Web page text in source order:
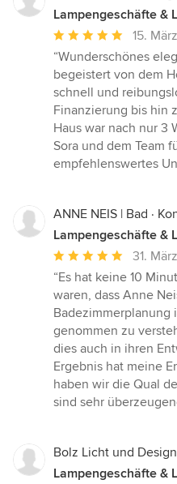
Lampengeschäfte &
Durchschnittliche
Bewertung:
5
von
5
Sternen
15.
“Wunderschönes
begeistert von dem
schnell und
Finanzierung bis hin
Haus war nach nur 3
Sora und dem Team
empfehlenswertes
ANNE NEIS | Bad ·
Lampengeschäfte &
Durchschnittliche
Bewertung:
5
von
5
Sternen
31.
“Es hat keine 10
waren, dass Anne
Badezimmerplanung
genommen zu
dies auch in ihren
Ergebnis hat meine
haben wir die Qual
sind sehr
Bolz Licht und Design
Lampengeschäfte &